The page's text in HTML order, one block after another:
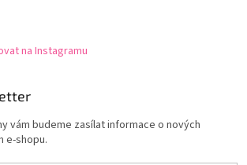
na Instagramu
vám budeme zasílat informace o nových
e-shopu.